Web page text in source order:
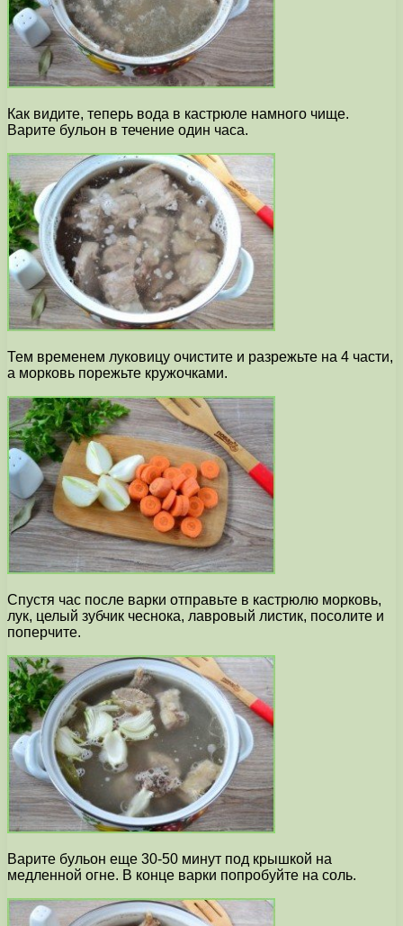
Как видите, теперь вода в кастрюле намного чище.
Варите бульон в течение один часа.
Тем временем луковицу очистите и разрежьте на 4 части,
а морковь порежьте кружочками.
Спустя час после варки отправьте в кастрюлю морковь,
лук, целый зубчик чеснока, лавровый листик, посолите и
поперчите.
Варите бульон еще 30-50 минут под крышкой на
медленной огне. В конце варки попробуйте на соль.